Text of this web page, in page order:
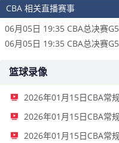
CBA 相关直播赛事
06月05日 19:35 CBA总决赛
06月05日 19:35 CBA总决赛
篮球录像
2026年01月15日CBA常
2026年01月15日CBA常
2026年01月15日CBA常